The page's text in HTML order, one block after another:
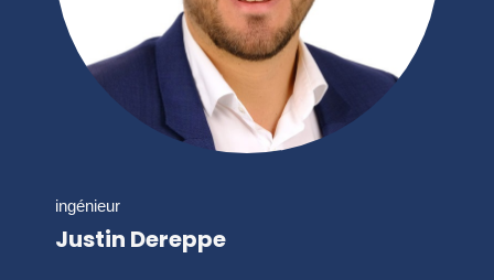
ingénieur
Justin Dereppe